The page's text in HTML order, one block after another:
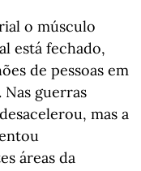
o músculo
está fechado,
de pessoas em
guerras
mas a
áreas da